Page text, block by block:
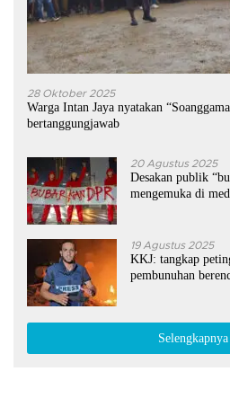
28 Oktober 2025
Warga Intan Jaya nyatakan
bertanggungjawab
20 Agustus 2025
Desakan publik
mengemuka di
19 Agustus 2025
KKJ: tangkap
pembunuhan
Selengkapnya